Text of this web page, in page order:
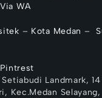
WA
– Kota Medan –
Pintrest
Landmark, 14
Kec.Medan